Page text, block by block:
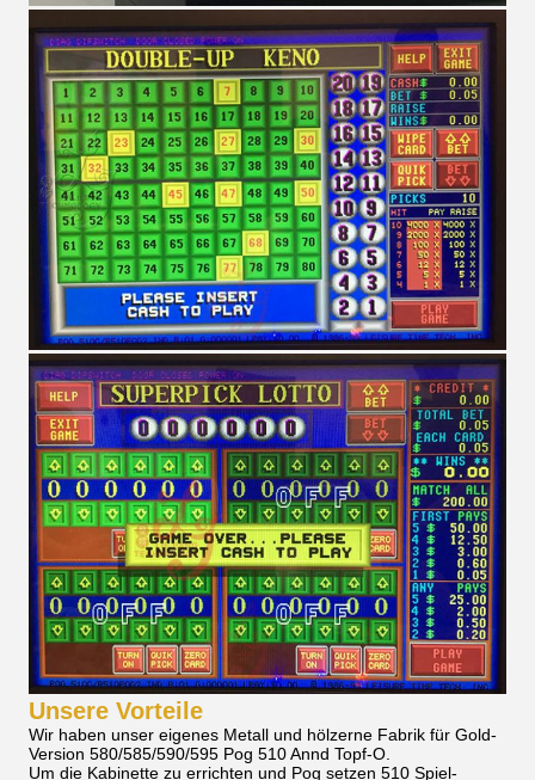
Unsere Vorteile
Wir haben unser eigenes Metall und hölzerne Fabrik für Gold-
Version 580/585/590/595 Pog 510 Annd Topf-O.
Um die Kabinette zu errichten und Pog setzen 510 Spiel-